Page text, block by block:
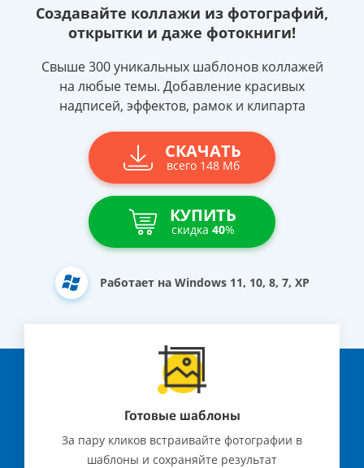
Создавайте коллажи из фотографий,
открытки и даже фотокниги!
Свыше 300 уникальных шаблонов коллажей
на любые темы. Добавление красивых
надписей, эффектов, рамок и клипарта
СКАЧАТЬ
всего 148 Мб
КУПИТЬ
скидка 40%
Работает на Windows 11, 10, 8, 7, XP
Готовые шаблоны
За пару кликов встраивайте фотографии в
шаблоны и сохраняйте результат